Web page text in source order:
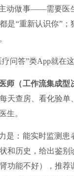
动做事——需要医
是“重新认识你”
问答”类App就在这
师（工作流集成型
天查房、看化验单
生。
是：能实时监测患
和历史，给出鉴别
功能不好），推荐